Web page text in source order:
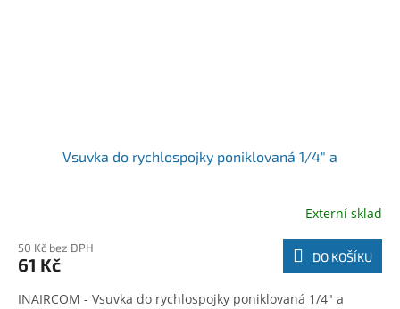
Vsuvka do rychlospojky poniklovaná 1/4" a
Externí sklad
50 Kč bez DPH
61 Kč DO KOŠÍKU
INAIRCOM - Vsuvka do rychlospojky poniklovaná 1/4" a